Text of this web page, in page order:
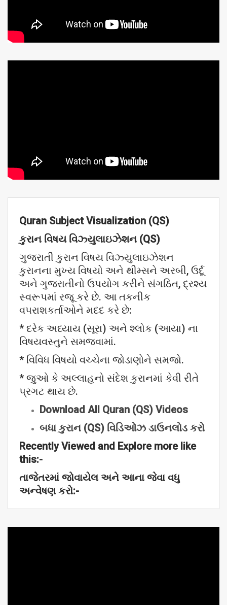
Quran Subject Visualization (QS)
કુરાન વિષય વિઝ્યુલાઇઝેશન (QS)
ગુજરાતી કુરાન વિષય વિઝ્યુલાઇઝેશન
કુરાનના મુખ્ય વિષયો અને થીમ્સને અરબી, ઉર્દૂ
અને ગુજરાતીનો ઉપયોગ કરીને સંગઠિત, દ્રશ્ય
સ્વરૂપમાં રજૂ કરે છે. આ તકનીક
વપરાશકર્તાઓને મદદ કરે છે:
* દરેક અધ્યાય (સૂરા) અને શ્લોક (આયા) ના
વિષયવસ્તુને સમજવામાં.
* વિવિધ વિષયો વચ્ચેના જોડાણોને સમજો.
* જુઓ કે અલ્લાહનો સંદેશ કુરાનમાં કેવી રીતે
પ્રગટ થાય છે.
Download All Quran (QS) Videos
બધા કુરાન (QS) વિડિઓઝ ડાઉનલોડ કરો
Recently Viewed and Explore more like
this:-
તાજેતરમાં જોવાયેલ અને આના જેવા વધુ
અન્વેષણકરો:-